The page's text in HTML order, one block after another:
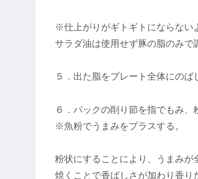
※仕上がりがギトギトにならない
サラダ油は使用せず豚の脂のみで
５．出た脂をプレート全体にのば
６．パックの削り節を指でもみ、
※魚粉でうまみをプラスする。
粉状にすることにより、うまみが
焼くことで香ばしさが加わり香り